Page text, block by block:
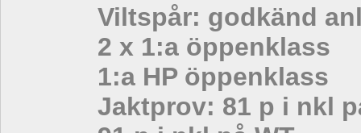
Viltspår: godkänd
2 x 1:a öppenklass
1:a HP öppenklass
Jaktprov: 81 p i nkl